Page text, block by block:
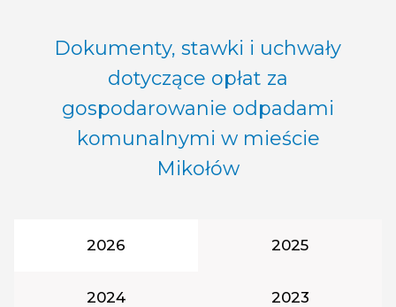
Dokumenty, stawki i uchwały
dotyczące opłat za
gospodarowanie odpadami
komunalnymi w mieście
Mikołów
Rok podatkowy:
2026 Rok podatkowy:
2025
Rok podatkowy:
2024 Rok podatkowy:
2023